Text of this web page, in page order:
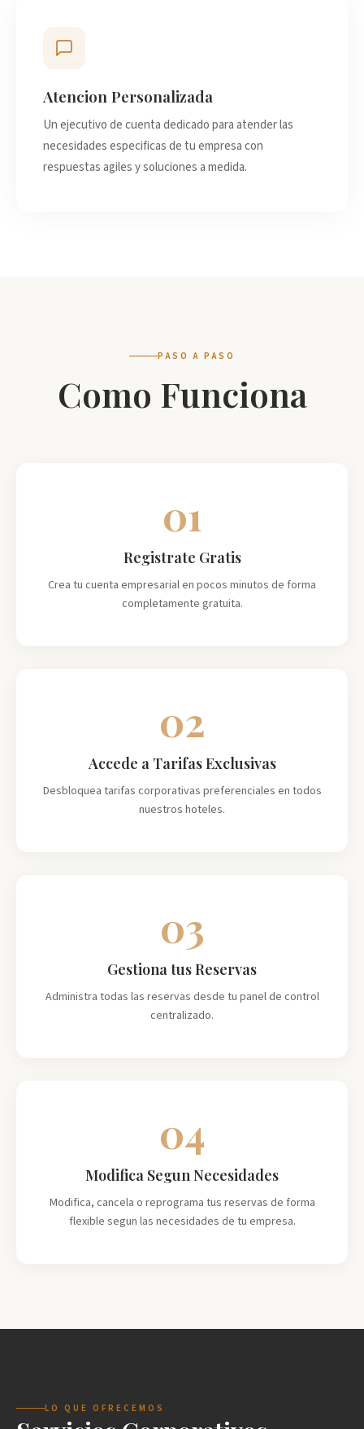
Atencion Personalizada
Un ejecutivo de cuenta dedicado para atender las
necesidades especificas de tu empresa con
respuestas agiles y soluciones a medida.
PASO A PASO
Como Funciona
01
Registrate Gratis
Crea tu cuenta empresarial en pocos minutos de forma
completamente gratuita.
02
Accede a Tarifas Exclusivas
Desbloquea tarifas corporativas preferenciales en todos
nuestros hoteles.
03
Gestiona tus Reservas
Administra todas las reservas desde tu panel de control
centralizado.
04
Modifica Segun Necesidades
Modifica, cancela o reprograma tus reservas de forma
flexible segun las necesidades de tu empresa.
LO QUE OFRECEMOS